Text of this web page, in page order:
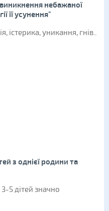
небажаної
її усунення"
істерика, уникання, гнів..
з однієї родини та
5 дітей значно